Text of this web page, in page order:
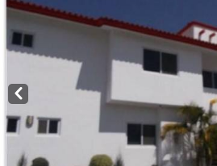
Prev